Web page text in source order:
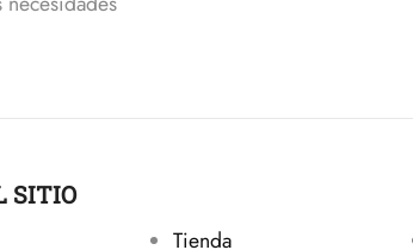
SITIO
Tienda